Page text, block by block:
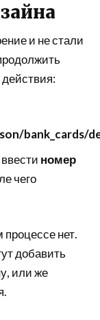
и не стали
bank_cards/
номер
чего
процессе нет.
добавить
или же